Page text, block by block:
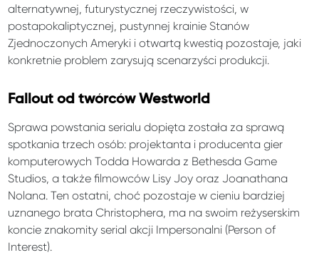
alternatywnej, futurystycznej rzeczywistości, w
postapokaliptycznej, pustynnej krainie Stanów
Zjednoczonych Ameryki i otwartą kwestią pozostaje, jaki
konkretnie problem zarysują scenarzyści produkcji.
Fallout od twórców Westworld
Sprawa powstania serialu dopięta została za sprawą
spotkania trzech osób: projektanta i producenta gier
komputerowych Todda Howarda z Bethesda Game
Studios, a także filmowców Lisy Joy oraz Joanathana
Nolana. Ten ostatni, choć pozostaje w cieniu bardziej
uznanego brata Christophera, ma na swoim reżyserskim
koncie znakomity serial akcji Impersonalni (Person of
Interest).